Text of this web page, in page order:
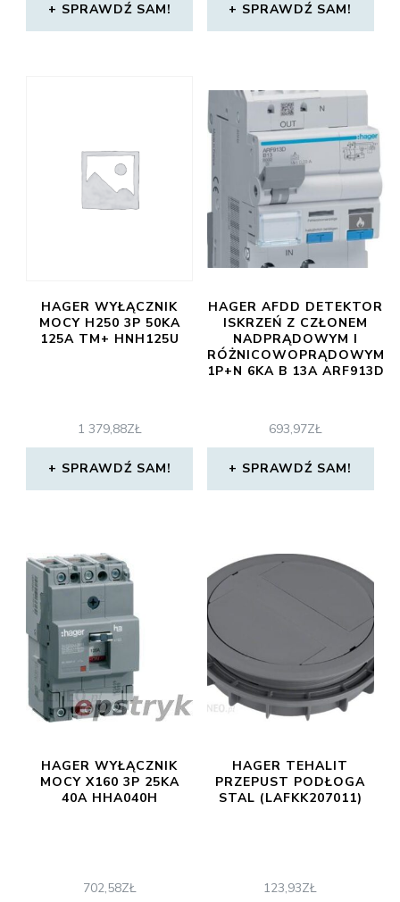
SPRAWDŹ SAM! SPRAWDŹ SAM!
HAGER WYŁĄCZNIK
MOCY H250 3P 50KA
125A TM+ HNH125U
1 379,88ZŁ
SPRAWDŹ SAM!
HAGER AFDD DETEKTOR
ISKRZEŃ Z CZŁONEM
NADPRĄDOWYM I
RÓŻNICOWOPRĄDOWYM
1P+N 6KA B 13A ARF913D
693,97ZŁ
SPRAWDŹ SAM!
HAGER WYŁĄCZNIK
MOCY X160 3P 25KA
40A HHA040H
702,58ZŁ
HAGER TEHALIT
PRZEPUST PODŁOGA
STAL (LAFKK207011)
123,93ZŁ